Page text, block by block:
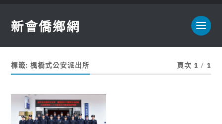
新會僑鄉網
標籤:楓橋式公安派出所 頁次 1 / 1